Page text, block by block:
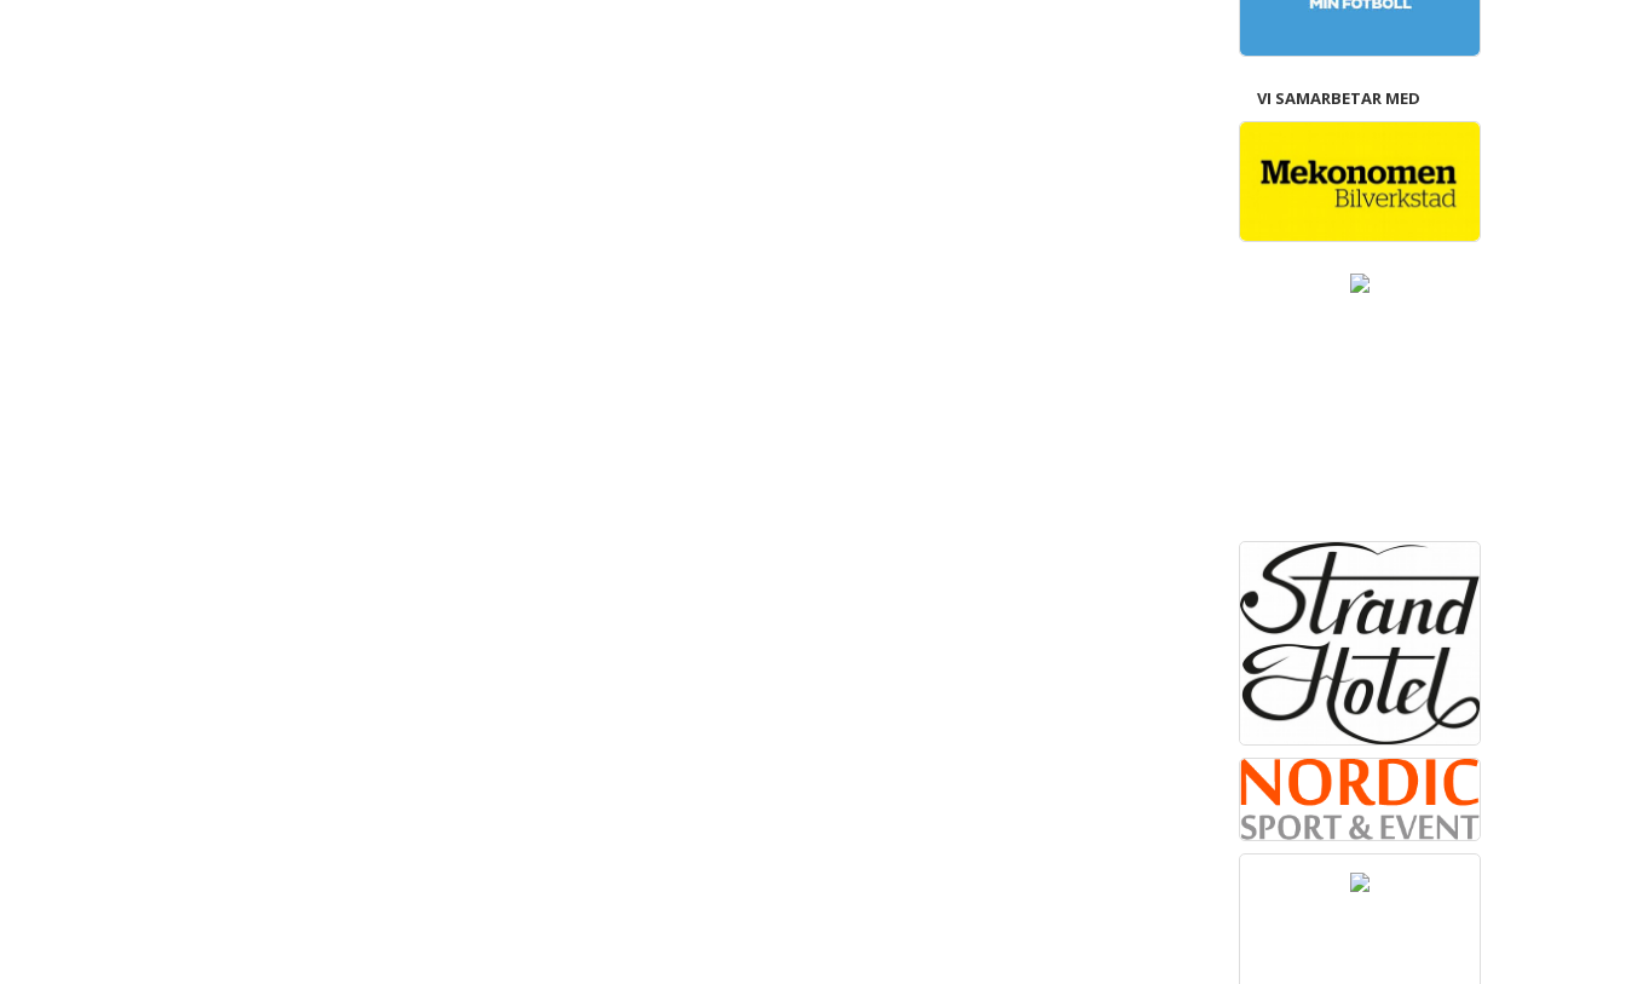
VI SAMARBETAR MED